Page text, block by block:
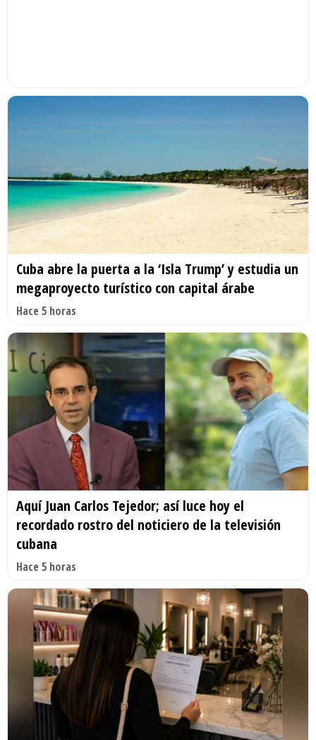
Cuba abre la puerta a la ‘Isla Trump’ y estudia un
megaproyecto turístico con capital árabe
Hace 5 horas
Aquí Juan Carlos Tejedor; así luce hoy el
recordado rostro del noticiero de la televisión
cubana
Hace 5 horas